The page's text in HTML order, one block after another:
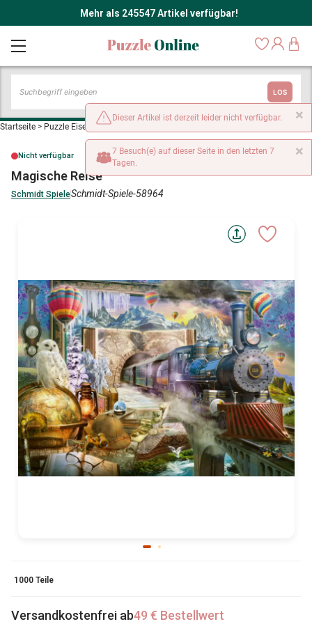
Mehr als 245547 Artikel verfügbar!
LOS
Startseite > Puzzle Eisenbahn und Züge
Nicht verfügbar
Magische Reise
Schmidt SpieleSchmidt-Spiele-58964
1000 Teile
Versandkostenfrei ab49 € Bestellwert
×
Dieser Artikel ist derzeit leider nicht verfügbar.
×
7 Besuch(e) auf dieser Seite in den letzten 7
Tagen.